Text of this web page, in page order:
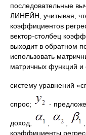
последовательные
ЛИНЕЙН, учитывая,
коэффициентов
вектор-столбец
выходит в обратном
использовать
матричных функций
систему уравнений
спрос; -
доход,
коэффициенты